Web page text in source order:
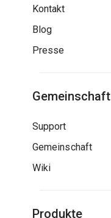
Kontakt
Blog
Presse
Gemeinschaft
Support
Gemeinschaft
Wiki
Produkte